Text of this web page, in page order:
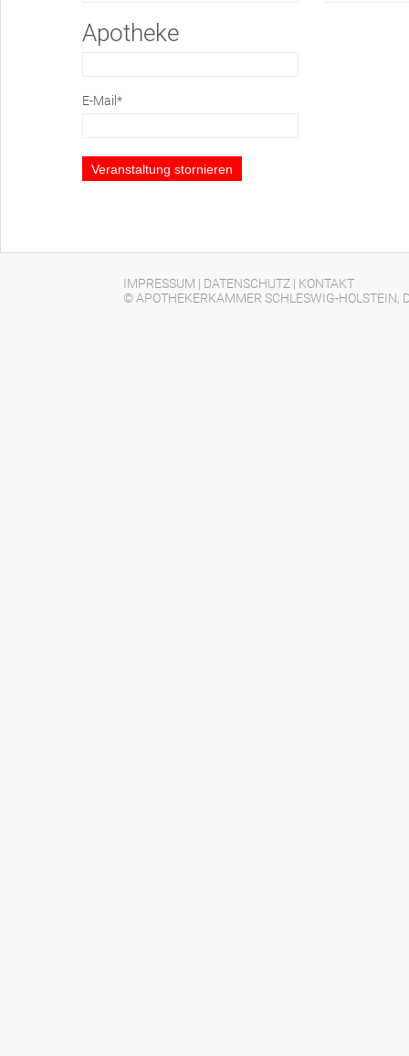
Apotheke
E-Mail*
IMPRESSUM | DATENSCHUTZ | KONTAKT
© APOTHEKERKAMMER SCHLESWIG-HOLSTEIN,